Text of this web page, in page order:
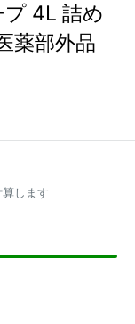
4L 詰め
薬部外品
します